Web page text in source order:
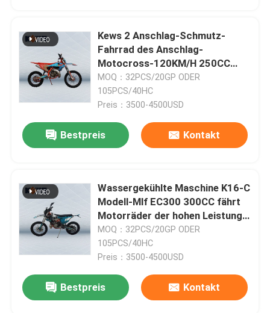
Über uns
Fabrik-Ausflug
Bloggen
4 Anschlag Enduro-Motorräder
Kews 2 Anschlag-Schmutz-
Fahrrad des Anschlag-
Motocross-120KM/H 250CC
zwei
MOQ：32PCS/20GP ODER
105PCS/40HC
Preis：3500-4500USD
Bestpreis Kontakt
Wassergekühlte Maschine K16-C
Modell-Mlf EC300 300CC fährt
Motorräder der hohen Leistung
38kw rad
MOQ：32PCS/20GP ODER
105PCS/40HC
Preis：3500-4500USD
Bestpreis Kontakt